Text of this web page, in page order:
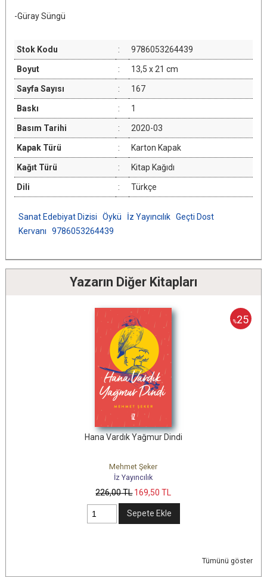
-Güray Süngü
Stok Kodu : 9786053264439
Boyut : 13,5 x 21 cm
Sayfa Sayısı : 167
Baskı : 1
Basım Tarihi : 2020-03
Kapak Türü : Karton Kapak
Kağıt Türü : Kitap Kağıdı
Dili : Türkçe
Sanat Edebiyat Dizisi Öykü İz Yayıncılık Geçti Dost
Kervanı
9786053264439
Yazarın Diğer Kitapları
%25
Hana Vardık Yağmur Dindi
Mehmet Şeker
İz Yayıncılık
226,00TL 169,50 TL
Sepete Ekle
Tümünü göster